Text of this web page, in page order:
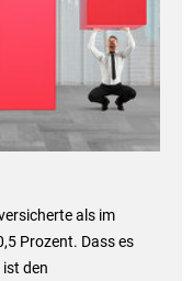
als im
Prozent. Dass es
den